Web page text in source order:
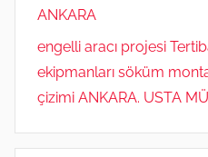
ANKARA
engelli aracı projesi
ekipmanları söküm
çizimi ANKARA. USTA